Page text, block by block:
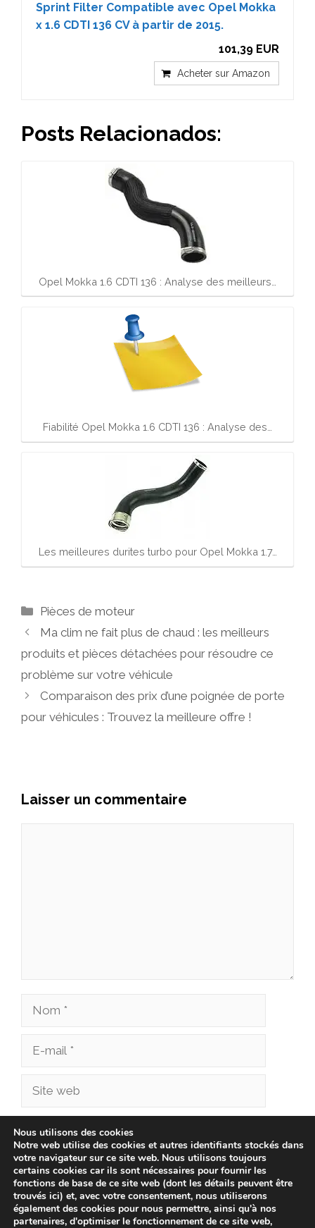
Sprint Filter Compatible avec Opel Mokka
x 1.6 CDTI 136 CV à partir de 2015.
101,39 EUR
Acheter sur Amazon
Posts Relacionados:
Opel Mokka 1.6 CDTI 136 : Analyse des meilleurs…
Fiabilité Opel Mokka 1.6 CDTI 136 : Analyse des…
Les meilleures durites turbo pour Opel Mokka 1.7…
Catégories
Pièces de moteur
Ma clim ne fait plus de chaud : les meilleurs
produits et pièces détachées pour résoudre ce
problème sur votre véhicule
Comparaison des prix d’une poignée de porte
pour véhicules : Trouvez la meilleure offre !
Laisser un commentaire
Nom
Site
Enregistrer mon nom, mon e-mail et mon site
dans le navigateur pour mon prochain
commentaire.
Nous utilisons des cookies
Notre web utilise des cookies et autres identifiants stockés dans
votre navigateur sur ce site web. Nous utilisons toujours
certains cookies car ils sont nécessaires pour fournir les
fonctions de base de ce site web (dont les détails peuvent être
trouvés ici) et, avec votre consentement, nous utiliserons
également des cookies pour nous permettre, ainsi qu'à nos
partenaires, d'optimiser le fonctionnement de ce site web,